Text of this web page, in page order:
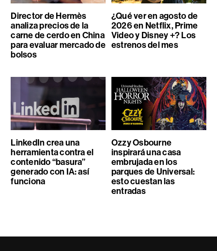
Director de Hermès
analiza precios de la
carne de cerdo en China
para evaluar mercado de
bolsos
¿Qué ver en agosto de
2026 en Netflix, Prime
Video y Disney +? Los
estrenos del mes
LinkedIn crea una
herramienta contra el
contenido “basura”
generado con IA: así
funciona
Ozzy Osbourne
inspirará una casa
embrujada en los
parques de Universal:
esto cuestan las
entradas